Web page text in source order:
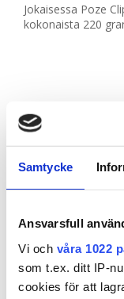
Samtycke
Ansvarsfull
Vi och våra 1022
som t.ex. ditt IP-
cookies för att
Jokaisessa Poze
kokonaista 220